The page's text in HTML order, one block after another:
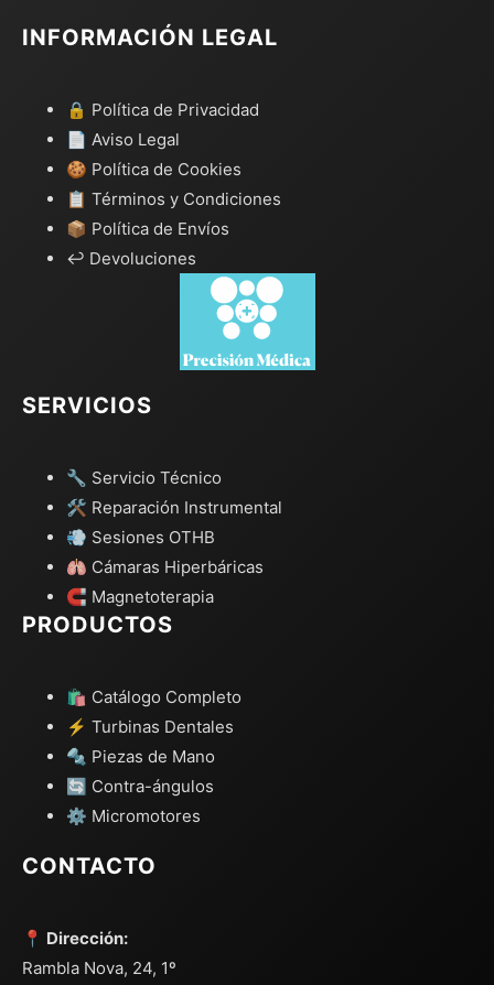
INFORMACIÓN LEGAL
🔒 Política de Privacidad
📄 Aviso Legal
🍪 Política de Cookies
📋 Términos y Condiciones
📦 Política de Envíos
↩️ Devoluciones
SERVICIOS
🔧 Servicio Técnico
🛠️ Reparación Instrumental
💨 Sesiones OTHB
🫁 Cámaras Hiperbáricas
🧲 Magnetoterapia
PRODUCTOS
🛍️ Catálogo Completo
⚡ Turbinas Dentales
🔩 Piezas de Mano
🔄 Contra-ángulos
⚙️ Micromotores
CONTACTO
📍 Dirección:
Rambla Nova, 24, 1º